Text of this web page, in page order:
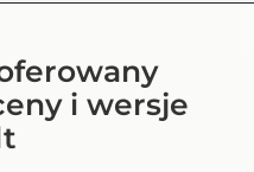
i wersje